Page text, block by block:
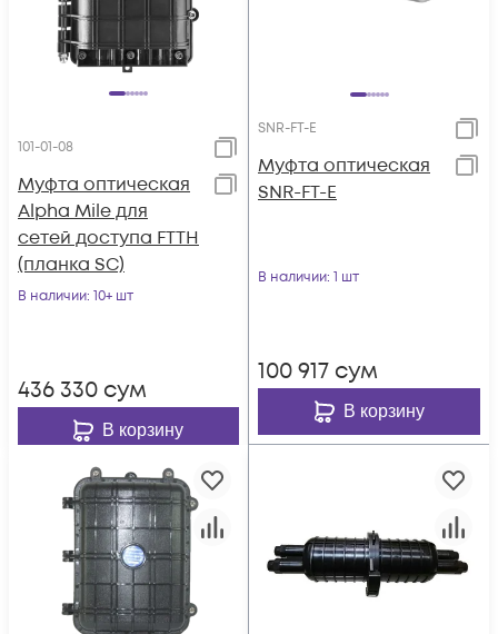
101-01-08
Муфта оптическая
Alpha Mile для
сетей доступа FTTH
(планка SC)
В наличии: 10+ шт
436 330 сум
В корзину
SNR-FT-E
Муфта оптическая
SNR-FT-E
В наличии: 1 шт
100 917 сум
В корзину